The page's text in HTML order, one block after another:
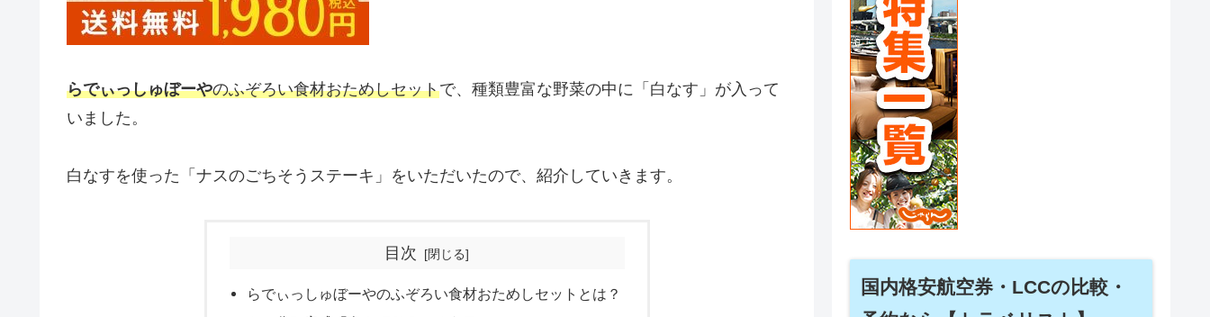
らでぃっしゅぼーやのふぞろい食材おためしセットで、種類豊富な野菜の中に「白なす」が入って
いました。
白なすを使った「ナスのごちそうステーキ」をいただいたので、紹介していきます。
目次
らでぃっしゅぼーやのふぞろい食材おためしセットとは？
国内格安航空券・LCCの比較・